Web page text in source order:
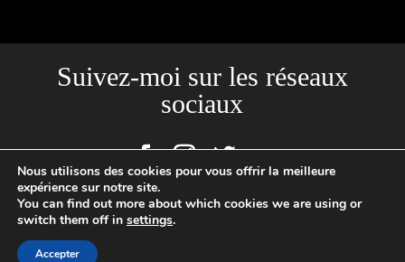
Suivez-moi sur les réseaux
sociaux
Site créé par l'Agence Backstages | Loïc Cousin Photographe
Professionnel, N°SIRET : 520465949 00029 | 2020 © TOUTES PHOTOS
Nous utilisons des cookies pour vous offrir la meilleure
expérience sur notre site.
You can find out more about which cookies we are using or
switch them off in settings.
Accepter